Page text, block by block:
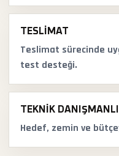
TESLIMAT
Teslimat sürecinde
test desteği.
TEKNIK
Hedef, zemin ve